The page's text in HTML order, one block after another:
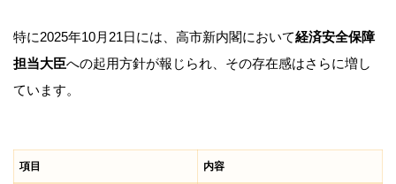
特に2025年10月21日には、高市新内閣において経済安全保障
担当大臣への起用方針が報じられ、その存在感はさらに増し
ています。
項目 内容